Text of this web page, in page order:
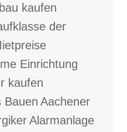
kaufen
der
Einrichtung
kaufen
Bauen Aachener
Alarmanlage